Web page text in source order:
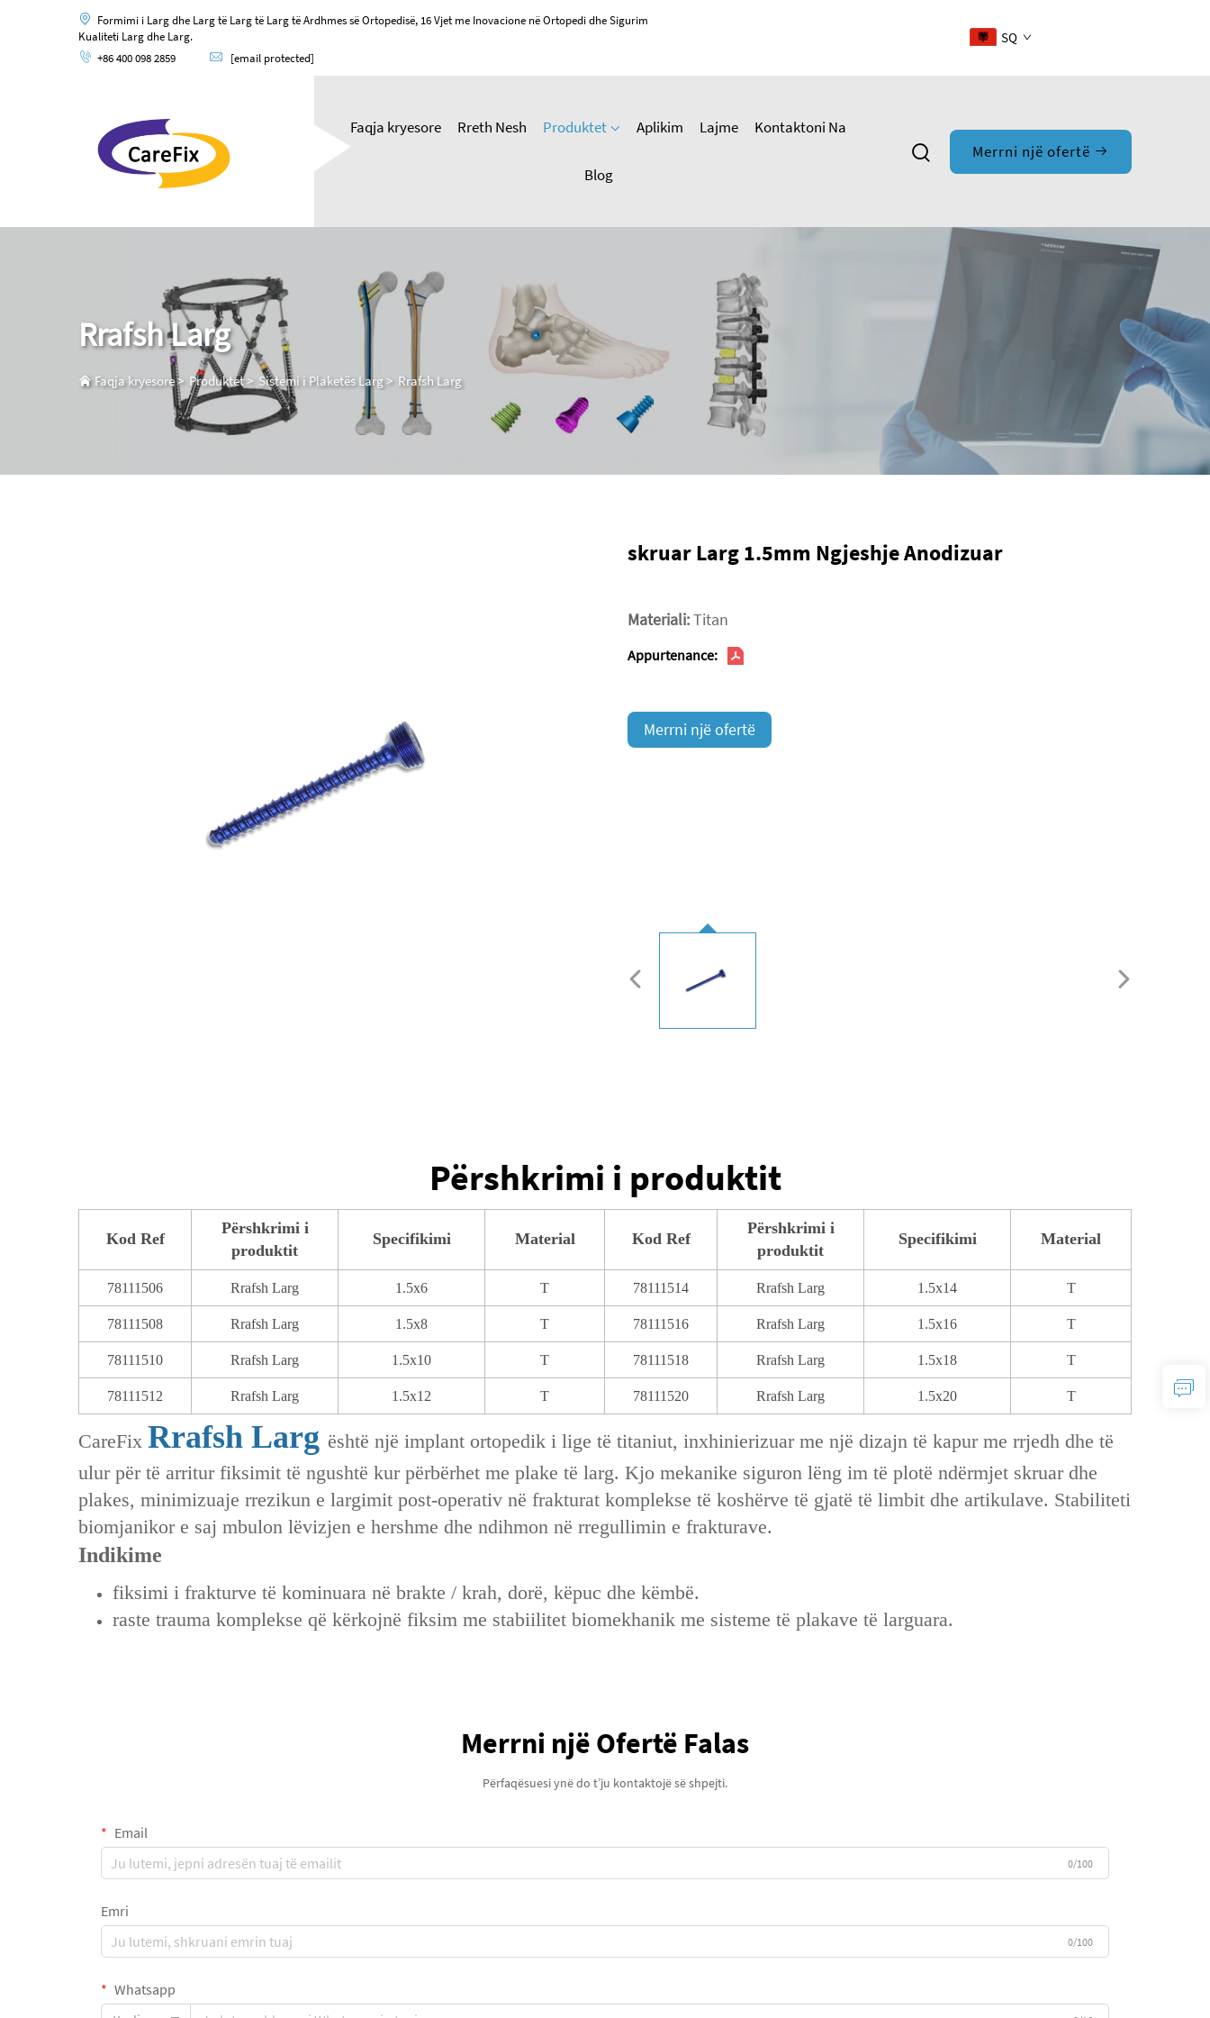
Formimi i Larg dhe Larg të Larg të Larg të Ardhmes së Ortopedisë, 16 Vjet me Inovacione në Ortopedi dhe Sigurim
Kualiteti Larg dhe Larg.
+86 400 098 2859
[email protected]
SQ
Faqja kryesore Rreth Nesh Produktet Aplikim Lajme Kontaktoni Na
Blog
Merrni një ofertë
Rrafsh Larg
Faqja kryesore> Produktet> Sistemi i Plaketës Larg> Rrafsh Larg
skruar Larg 1.5mm Ngjeshje Anodizuar
Materiali:Titan
Appurtenance:
Merrni një ofertë
Përshkrimi i produktit
Kod Ref
Përshkrimi i
produktit
Specifikimi Material Kod Ref
Përshkrimi i
produktit
Specifikimi Material
78111506 Rrafsh Larg 1.5x6 T 78111514 Rrafsh Larg 1.5x14 T
78111508 Rrafsh Larg 1.5x8 T 78111516 Rrafsh Larg 1.5x16 T
78111510 Rrafsh Larg 1.5x10 T 78111518 Rrafsh Larg 1.5x18 T
78111512 Rrafsh Larg 1.5x12 T 78111520 Rrafsh Larg 1.5x20 T
CareFix Rrafsh Larg është një implant ortopedik i lige të titaniut, inxhinierizuar me një dizajn të kapur me rrjedh dhe të
ulur për të arritur fiksimit të ngushtë kur përbërhet me plake të larg. Kjo mekanike siguron lëng im të plotë ndërmjet skruar dhe
plakes, minimizuaje rrezikun e largimit post-operativ në frakturat komplekse të koshërve të gjatë të limbit dhe artikulave. Stabiliteti
biomjanikor e saj mbulon lëvizjen e hershme dhe ndihmon në rregullimin e frakturave.
Indikime
fiksimi i frakturve të kominuara në brakte / krah, dorë, këpuc dhe këmbë.
raste trauma komplekse që kërkojnë fiksim me stabiilitet biomekhanik me sisteme të plakave të larguara.
Merrni një Ofertë Falas
Përfaqësuesi ynë do t’ju kontaktojë së shpejti.
Email
0/100
Emri
0/100
Whatsapp